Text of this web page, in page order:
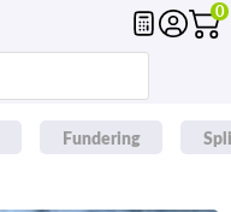
0
Fundering